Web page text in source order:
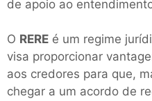
de apoio ao
O RERE é um regime
visa proporcionar
aos credores para que,
chegar a um acordo de